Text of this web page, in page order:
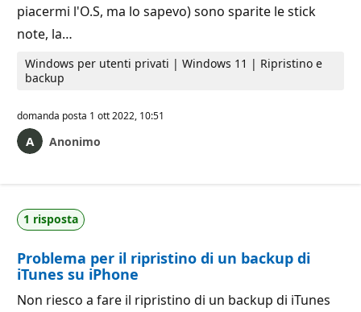
piacermi l'O.S, ma lo sapevo) sono sparite le stick
note, la…
Windows per utenti privati | Windows 11 | Ripristino e
backup
domanda posta 1 ott 2022, 10:51
Anonimo
1 risposta
Problema per il ripristino di un backup di
iTunes su iPhone
Non riesco a fare il ripristino di un backup di iTunes